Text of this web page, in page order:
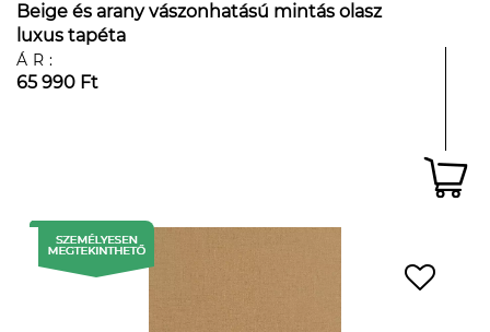
Beige és arany vászonhatású mintás olasz
luxus tapéta
ÁR:
65 990 Ft